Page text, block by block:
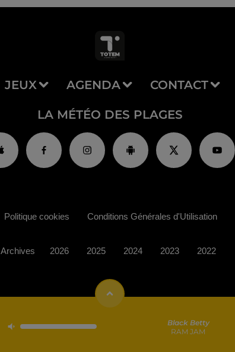
JEUX AGENDA CONTACT
LA MÉTÉO DES PLAGES
Black Betty
RAM JAM
Politique cookies Conditions Générales d'Utilisation
Archives 2026 2025 2024 2023 2022